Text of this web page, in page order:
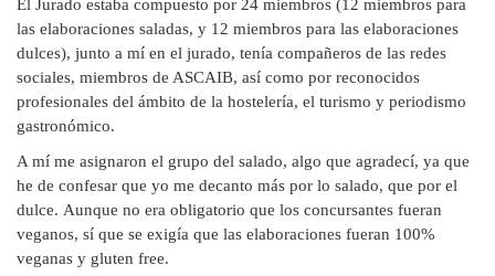
El Jurado estaba compuesto por 24 miembros (12 miembros para
las elaboraciones saladas, y 12 miembros para las elaboraciones
dulces), junto a mí en el jurado, tenía compañeros de las redes
sociales, miembros de ASCAIB, así como por reconocidos
profesionales del ámbito de la hostelería, el turismo y periodismo
gastronómico.
A mí me asignaron el grupo del salado, algo que agradecí, ya que
he de confesar que yo me decanto más por lo salado, que por el
dulce. Aunque no era obligatorio que los concursantes fueran
veganos, sí que se exigía que las elaboraciones fueran 100%
veganas y gluten free.